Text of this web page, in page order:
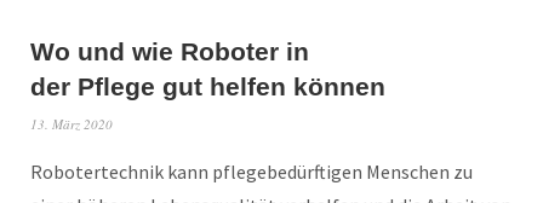
Wo und wie Roboter in
der Pflege gut helfen können
13. März 2020
Robotertechnik kann pflegebedürftigen Menschen zu